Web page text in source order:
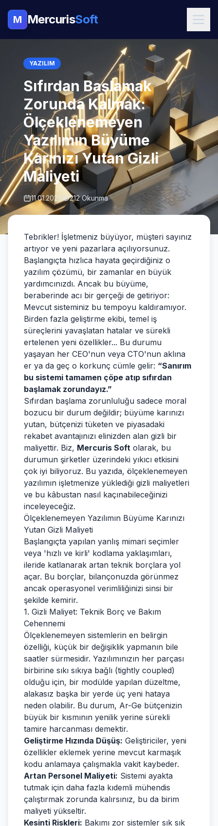
M MercurisSoft
YAZILIM
Sıfırdan Başlamak
Zorunda Kalmak:
Ölçeklenemeyen
Yazılımın Büyüme
Karınızı Yutan Gizli
Maliyeti
11.01.2025 212 Okunma
Tebrikler! İşletmeniz büyüyor, müşteri sayınız
artıyor ve yeni pazarlara açılıyorsunuz.
Başlangıçta hızlıca hayata geçirdiğiniz o
yazılım çözümü, bir zamanlar en büyük
yardımcınızdı. Ancak bu büyüme,
beraberinde acı bir gerçeği de getiriyor:
Mevcut sisteminiz bu tempoyu kaldıramıyor.
Birden fazla geliştirme ekibi, temel iş
süreçlerini yavaşlatan hatalar ve sürekli
ertelenen yeni özellikler... Bu durumu
yaşayan her CEO'nun veya CTO'nun aklına
er ya da geç o korkunç cümle gelir: “Sanırım
bu sistemi tamamen çöpe atıp sıfırdan
başlamak zorundayız.”
Sıfırdan başlama zorunluluğu sadece moral
bozucu bir durum değildir; büyüme karınızı
yutan, bütçenizi tüketen ve piyasadaki
rekabet avantajınızı elinizden alan gizli bir
maliyettir. Biz, Mercuris Soft olarak, bu
durumun şirketler üzerindeki yıkıcı etkisini
çok iyi biliyoruz. Bu yazıda, ölçeklenemeyen
yazılımın işletmenize yüklediği gizli maliyetleri
ve bu kâbustan nasıl kaçınabileceğinizi
inceleyeceğiz.
Ölçeklenemeyen Yazılımın Büyüme Karınızı
Yutan Gizli Maliyeti
Başlangıçta yapılan yanlış mimari seçimler
veya 'hızlı ve kirli' kodlama yaklaşımları,
ileride katlanarak artan teknik borçlara yol
açar. Bu borçlar, bilançonuzda görünmez
ancak operasyonel verimliliğinizi sinsi bir
şekilde kemirir.
1. Gizli Maliyet: Teknik Borç ve Bakım
Cehennemi
Ölçeklenemeyen sistemlerin en belirgin
özelliği, küçük bir değişiklik yapmanın bile
saatler sürmesidir. Yazılımınızın her parçası
birbirine sıkı sıkıya bağlı (tightly coupled)
olduğu için, bir modülde yapılan düzeltme,
alakasız başka bir yerde üç yeni hataya
neden olabilir. Bu durum, Ar-Ge bütçenizin
büyük bir kısmının yenilik yerine sürekli
tamire harcanması demektir.
Geliştirme Hızında Düşüş: Geliştiriciler, yeni
özellikler eklemek yerine mevcut karmaşık
kodu anlamaya çalışmakla vakit kaybeder.
Artan Personel Maliyeti: Sistemi ayakta
tutmak için daha fazla kıdemli mühendis
çalıştırmak zorunda kalırsınız, bu da birim
maliyeti yükseltir.
Kesinti Riskleri: Bakımı zor sistemler sık sık